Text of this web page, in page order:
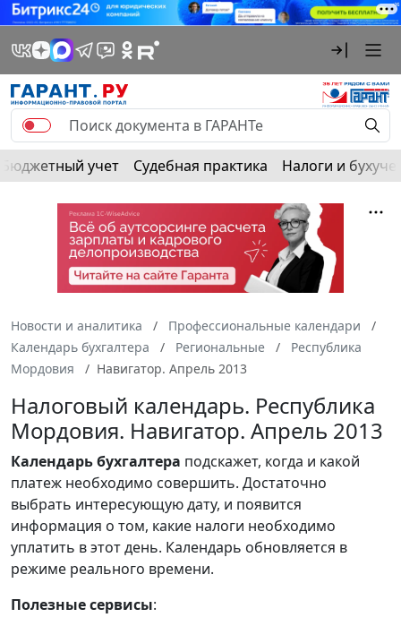
Бюджетный учет Судебная практика Налоги и
Новости и аналитика
Профессиональные календари
Календарь бухгалтера
Региональные
Республика
Мордовия
Навигатор. Апрель 2013
Налоговый календарь. Республика
Мордовия. Навигатор. Апрель 2013
Календарьбухгалтера подскажет, когда и какой
платеж необходимо совершить. Достаточно
выбрать интересующую дату, и появится
информация о том, какие налоги необходимо
уплатить в этот день. Календарь обновляется в
режиме реального времени.
Полезные сервисы: